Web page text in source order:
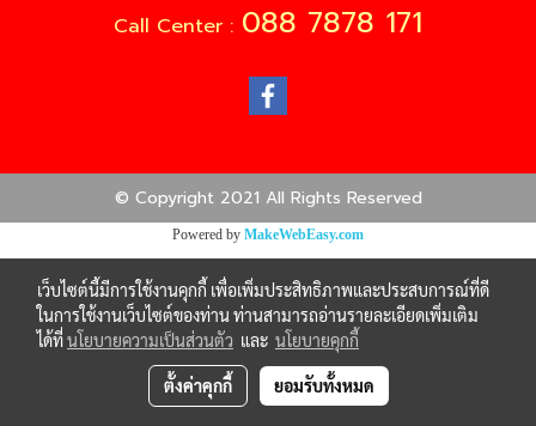
Call Center : 088 7878 171
© Copyright 2021 All Rights Reserved
Powered by MakeWebEasy.com
เว็บไซต์นี้มีการใช้งานคุกกี้ เพื่อเพิ่มประสิทธิภาพและประสบการณ์ที่ดี
ในการใช้งานเว็บไซต์ของท่าน ท่านสามารถอ่านรายละเอียดเพิ่มเติม
ได้ที่นโยบายความเป็นส่วนตัว และ นโยบายคุกกี้
ตั้งค่าคุกกี้ ยอมรับทั้งหมด